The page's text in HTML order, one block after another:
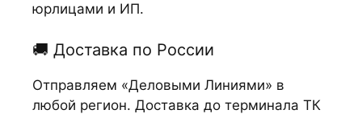
юрлицами и ИП.
🚚 Доставка по России
Отправляем «Деловыми Линиями» в
любой регион. Доставка до терминала ТК